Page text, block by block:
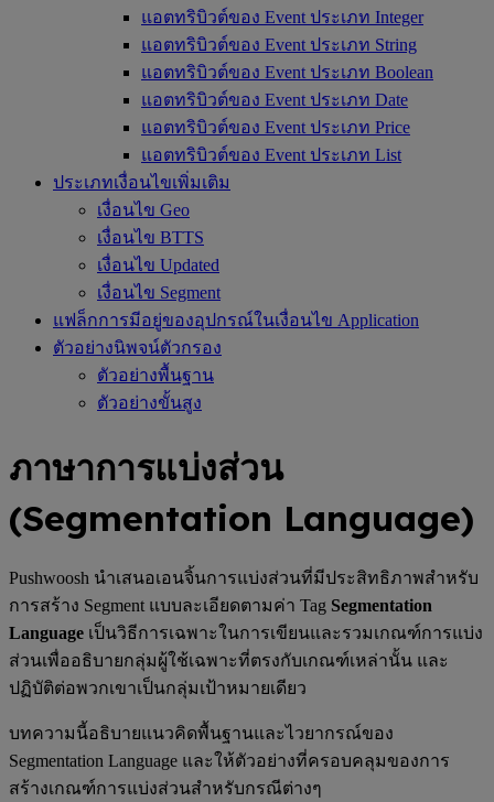
แอตทริบิวต์ของ Event ประเภท Integer
แอตทริบิวต์ของ Event ประเภท String
แอตทริบิวต์ของ Event ประเภท Boolean
แอตทริบิวต์ของ Event ประเภท Date
แอตทริบิวต์ของ Event ประเภท Price
แอตทริบิวต์ของ Event ประเภท List
ประเภทเงื่อนไขเพิ่มเติม
เงื่อนไข Geo
เงื่อนไข BTTS
เงื่อนไข Updated
เงื่อนไข Segment
แฟล็กการมีอยู่ของอุปกรณ์ในเงื่อนไข Application
ตัวอย่างนิพจน์ตัวกรอง
ตัวอย่างพื้นฐาน
ตัวอย่างขั้นสูง
ภาษาการแบ่งส่วน
(Segmentation Language)
Pushwoosh นำเสนอเอนจิ้นการแบ่งส่วนที่มีประสิทธิภาพสำหรับ
การสร้าง Segment แบบละเอียดตามค่า Tag Segmentation
Language เป็นวิธีการเฉพาะในการเขียนและรวมเกณฑ์การแบ่ง
ส่วนเพื่ออธิบายกลุ่มผู้ใช้เฉพาะที่ตรงกับเกณฑ์เหล่านั้น และ
ปฏิบัติต่อพวกเขาเป็นกลุ่มเป้าหมายเดียว
บทความนี้อธิบายแนวคิดพื้นฐานและไวยากรณ์ของ
Segmentation Language และให้ตัวอย่างที่ครอบคลุมของการ
สร้างเกณฑ์การแบ่งส่วนสำหรับกรณีต่างๆ